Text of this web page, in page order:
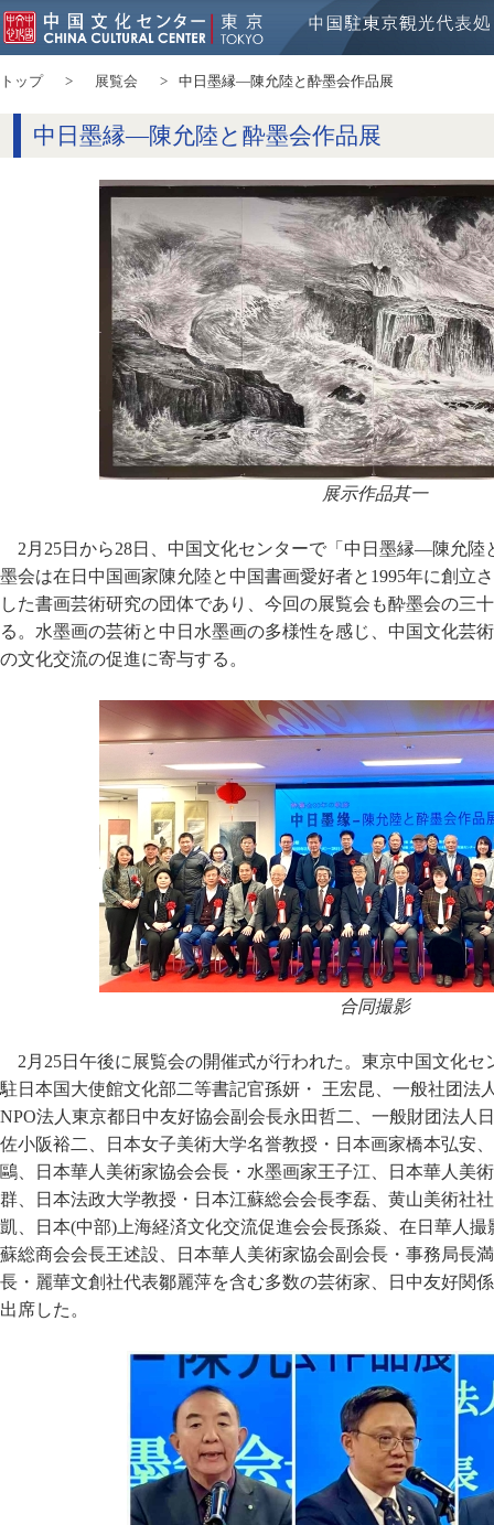
トップ 展覧会 中日墨縁―陳允陸と酔墨会作品展
中日墨縁―陳允陸と酔墨会作品展
展示作品其一
2月25日から28日、中国文化センターで「中日墨縁―陳允陸
墨会は在日中国画家陳允陸と中国書画愛好者と1995年に創立
した書画芸術研究の団体であり、今回の展覧会も酔墨会の三
る。水墨画の芸術と中日水墨画の多様性を感じ、中国文化芸
の文化交流の促進に寄与する。
合同撮影
2月25日午後に展覧会の開催式が行われた。東京中国文化
駐日本国大使館文化部二等書記官孫妍・ 王宏昆、一般社团法
NPO法人東京都日中友好協会副会長永田哲二、一般財团法人
佐小阪裕二、日本女子美術大学名誉教授・日本画家橋本弘安
鷗、日本華人美術家協会会長・水墨画家王子江、日本華人美
群、日本法政大学教授・日本江蘇総会会長李磊、黄山美術社
凱、日本(中部)上海経済文化交流促進会会長孫焱、在日華人
蘇総商会会長王述設、日本華人美術家協会副会長・事務局長
長・麗華文創社代表鄒麗萍を含む多数の芸術家、日中友好関
出席した。